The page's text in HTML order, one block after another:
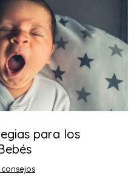
para los